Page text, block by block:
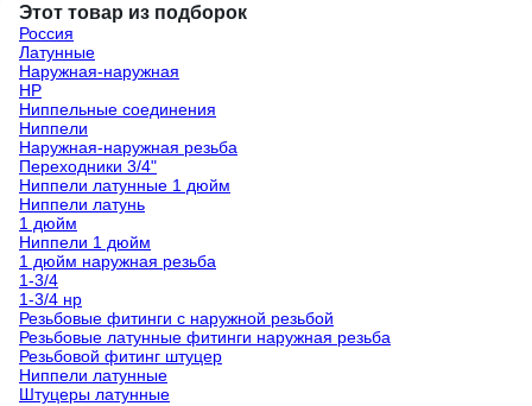
Этот товар из подборок
Россия
Латунные
Наружная-наружная
НР
Ниппельные соединения
Ниппели
Наружная-наружная резьба
Переходники 3/4"
Ниппели латунные 1 дюйм
Ниппели латунь
1 дюйм
Ниппели 1 дюйм
1 дюйм наружная резьба
1-3/4
1-3/4 нр
Резьбовые фитинги с наружной резьбой
Резьбовые латунные фитинги наружная резьба
Резьбовой фитинг штуцер
Ниппели латунные
Штуцеры латунные